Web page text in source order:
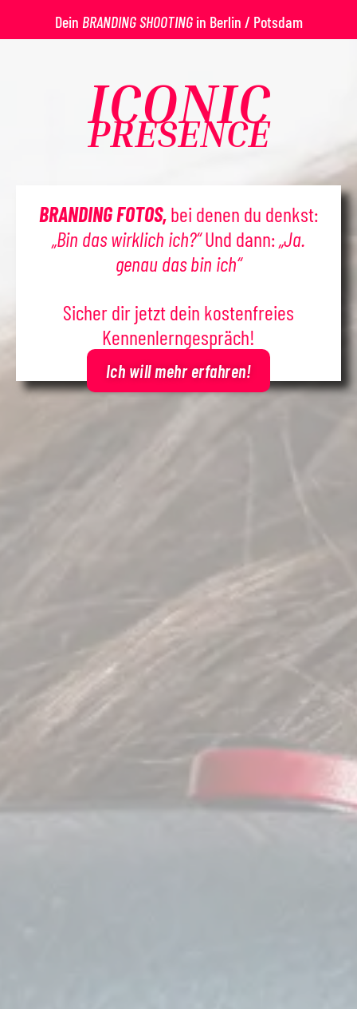
Dein BRANDING SHOOTINGin Berlin / Potsdam
ICONIC
PRESENCE
BRANDING FOTOS,bei denen du denkst:
„Bin das wirklich ich?“Und dann:„Ja.
genau das bin ich“
Sicher dir jetzt dein kostenfreies
Kennenlerngespräch!
Ich will mehr erfahren!